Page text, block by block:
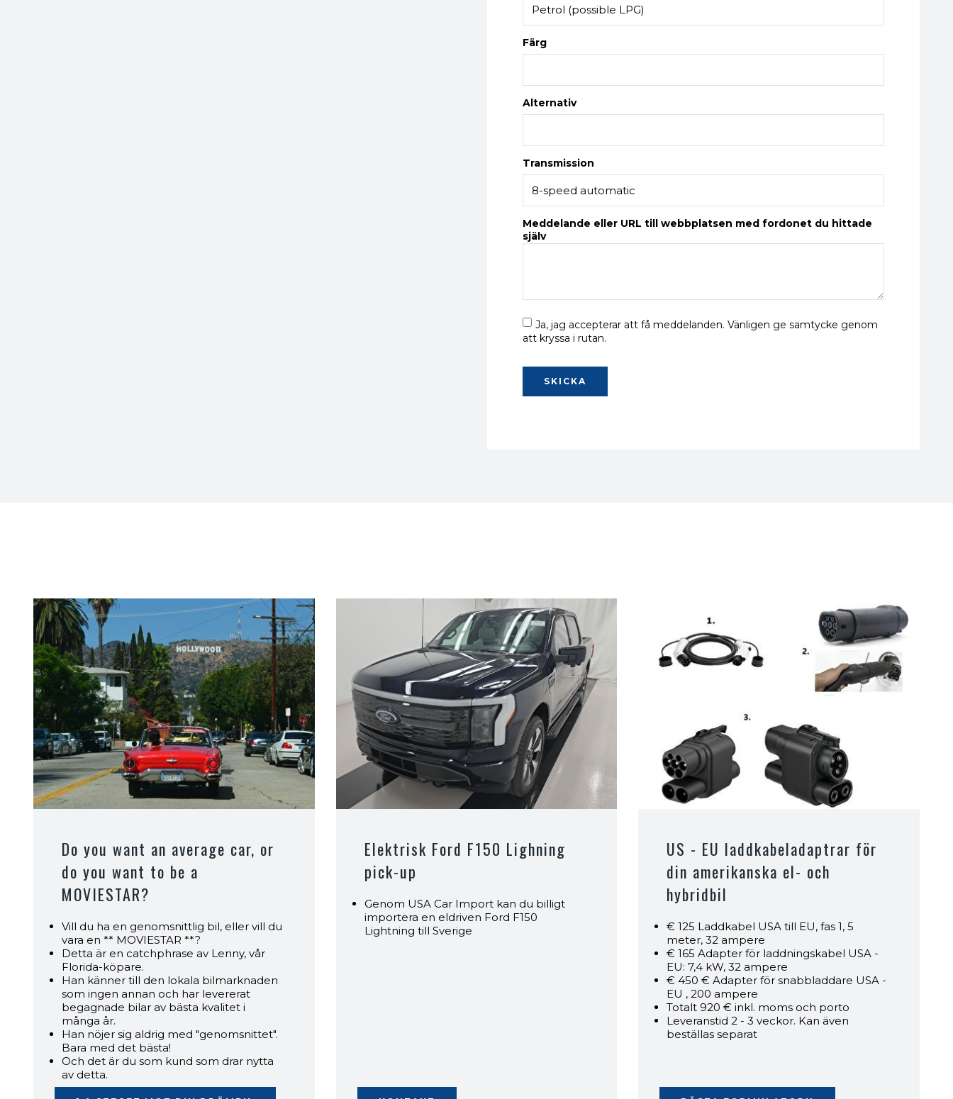
Färg
Alternativ
Transmission
Meddelande eller URL till webbplatsen med fordonet du hittade
själv
Ja, jag accepterar att få meddelanden. Vänligen ge samtycke genom
att kryssa i rutan.
Do you want an average car, or
do you want to be a
MOVIESTAR?
Vill du ha en genomsnittlig bil, eller vill du
vara en ** MOVIESTAR **?
Detta är en catchphrase av Lenny, vår
Florida-köpare.
Han känner till den lokala bilmarknaden
som ingen annan och har levererat
begagnade bilar av bästa kvalitet i
många år.
Han nöjer sig aldrig med "genomsnittet".
Bara med det bästa!
Och det är du som kund som drar nytta
av detta.
Elektrisk Ford F150 Lighning
pick-up
Genom USA Car Import kan du billigt
importera en eldriven Ford F150
Lightning till Sverige
US - EU laddkabeladaptrar för
din amerikanska el- och
hybridbil
€ 125 Laddkabel USA till EU, fas 1, 5
meter, 32 ampere
€ 165 Adapter för laddningskabel USA -
EU: 7,4 kW, 32 ampere
€ 450 € Adapter för snabbladdare USA -
EU , 200 ampere
Totalt 920 € inkl. moms och porto
Leveranstid 2 - 3 veckor. Kan även
beställas separat